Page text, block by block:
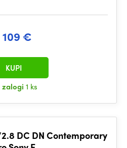
109 €
zalogi 1 ks
KUPI
DC DN Contemporary